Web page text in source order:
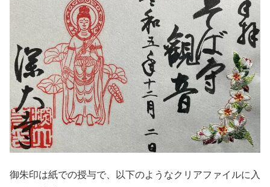
御朱印は紙での授与で、以下のようなクリアファイルに入